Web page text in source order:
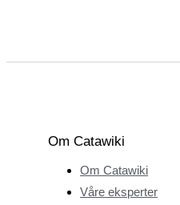
Om Catawiki
Om Catawiki
Våre eksperter